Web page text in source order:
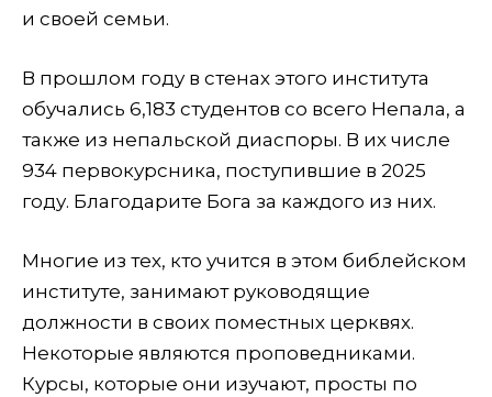
и своей семьи.
В прошлом году в стенах этого института
обучались 6,183 студентов со всего Непала, а
также из непальской диаспоры. В их числе
934 первокурсника, поступившие в 2025
году. Благодарите Бога за каждого из них.
Многие из тех, кто учится в этом библейском
институте, занимают руководящие
должности в своих поместных церквях.
Некоторые являются проповедниками.
Курсы, которые они изучают, просты по